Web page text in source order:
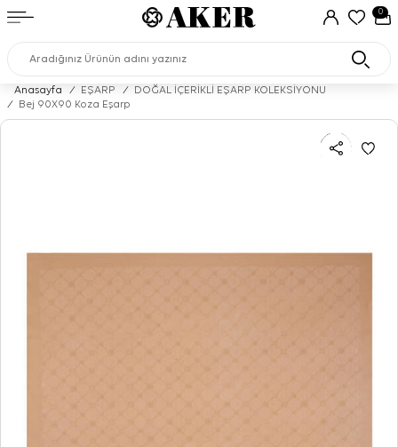
0
Anasayfa / EŞARP /
DOĞAL İÇERİKLİ EŞARP KOLEKSİYONU
/
Bej 90X90 Koza Eşarp